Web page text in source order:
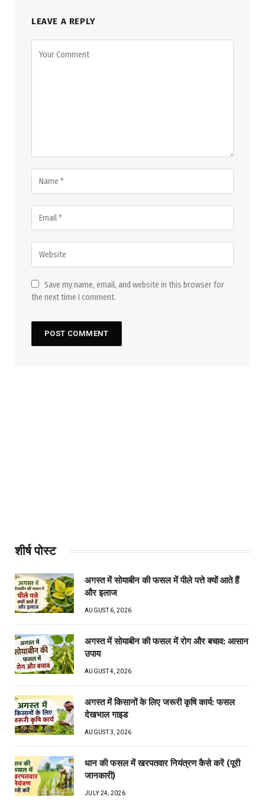
LEAVE A REPLY
Save my name, email, and website in this browser for
the next time I comment.
शीर्ष पोस्ट
अगस्त में सोयाबीन की फसल में पीले पत्ते क्यों आते हैं
और इलाज
AUGUST 6, 2026
अगस्त में सोयाबीन की फसल में रोग और बचाव: आसान
उपाय
AUGUST 4, 2026
अगस्त में किसानों के लिए जरूरी कृषि कार्य: फसल
देखभाल गाइड
AUGUST 3, 2026
धान की फसल में खरपतवार नियंत्रण कैसे करें (पूरी
जानकारी)
JULY 24, 2026